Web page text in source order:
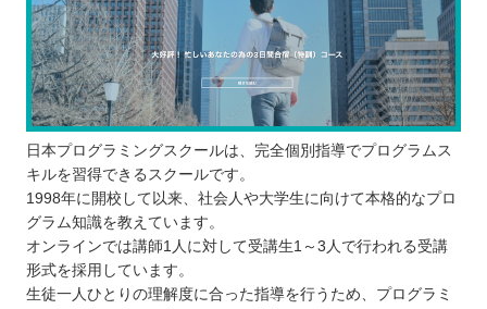
日本プログラミングスクールは、完全個別指導でプログラムス
キルを習得できるスクールです。
1998年に開校して以来、社会人や大学生に向けて本格的なプロ
グラム知識を教えています。
オンラインでは講師1人に対して受講生1～3人で行われる受講
形式を採用しています。
生徒一人ひとりの理解度に合った指導を行うため、プログラミ